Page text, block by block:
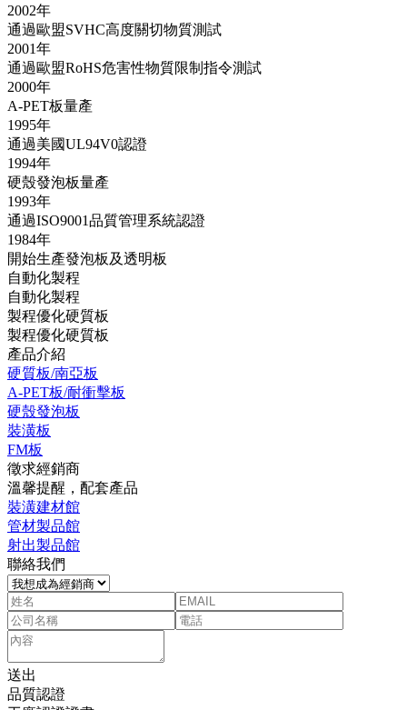
2002年
通過歐盟SVHC高度關切物質測試
2001年
通過歐盟RoHS危害性物質限制指令測試
2000年
A-PET板量產
1995年
通過美國UL94V0認證
1994年
硬殼發泡板量產
1993年
通過ISO9001品質管理系統認證
1984年
開始生產發泡板及透明板
自動化製程
自動化製程
製程優化硬質板
製程優化硬質板
產品介紹
硬質板/南亞板
A-PET板/耐衝擊板
硬殼發泡板
裝潢板
FM板
徵求經銷商
溫馨提醒，配套產品
裝潢建材館
管材製品館
射出製品館
聯絡我們
送出
品質認證